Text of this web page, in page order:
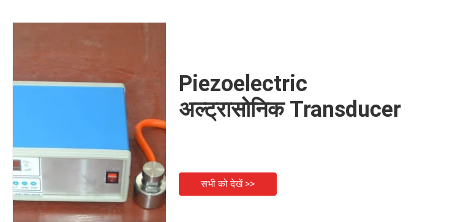
Piezoelectric
अल्ट्रासोनिक Transducer
सभी को देखें >>